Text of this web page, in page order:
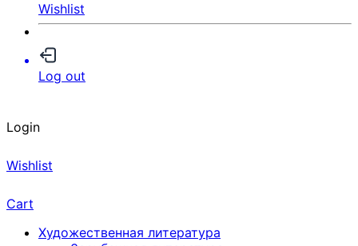
Wishlist
Log out
Login
Wishlist
Cart
Художественная литература